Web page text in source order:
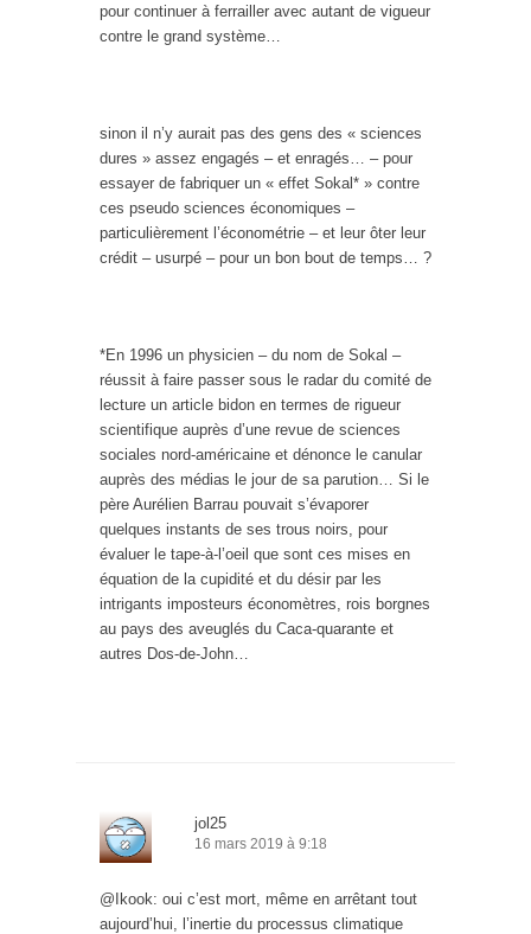
pour continuer à ferrailler avec autant de vigueur
contre le grand système…
sinon il n’y aurait pas des gens des « sciences
dures » assez engagés – et enragés… – pour
essayer de fabriquer un « effet Sokal* » contre
ces pseudo sciences économiques –
particulièrement l’économétrie – et leur ôter leur
crédit – usurpé – pour un bon bout de temps… ?
*En 1996 un physicien – du nom de Sokal –
réussit à faire passer sous le radar du comité de
lecture un article bidon en termes de rigueur
scientifique auprès d’une revue de sciences
sociales nord-américaine et dénonce le canular
auprès des médias le jour de sa parution… Si le
père Aurélien Barrau pouvait s’évaporer
quelques instants de ses trous noirs, pour
évaluer le tape-à-l’oeil que sont ces mises en
équation de la cupidité et du désir par les
intrigants imposteurs économètres, rois borgnes
au pays des aveuglés du Caca-quarante et
autres Dos-de-John…
jol25
16 mars 2019 à 9:18
@Ikook: oui c’est mort, même en arrêtant tout
aujourd’hui, l’inertie du processus climatique